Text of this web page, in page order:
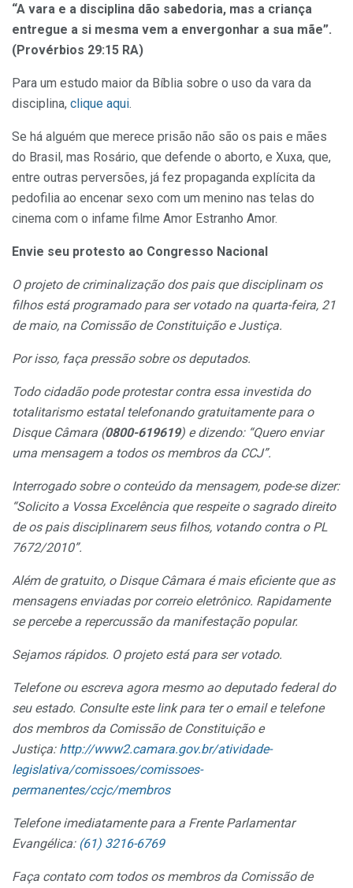
“A vara e a disciplina dão sabedoria, mas a criança
entregue a si mesma vem a envergonhar a sua mãe”.
(Provérbios 29:15 RA)
Para um estudo maior da Bíblia sobre o uso da vara da
disciplina, clique aqui.
Se há alguém que merece prisão não são os pais e mães
do Brasil, mas Rosário, que defende o aborto, e Xuxa, que,
entre outras perversões, já fez propaganda explícita da
pedofilia ao encenar sexo com um menino nas telas do
cinema com o infame filme Amor Estranho Amor.
Envie seu protesto ao Congresso Nacional
O projeto de criminalização dos pais que disciplinam os
filhos está programado para ser votado na quarta-feira, 21
de maio, na Comissão de Constituição e Justiça.
Por isso, faça pressão sobre os deputados.
Todo cidadão pode protestar contra essa investida do
totalitarismo estatal telefonando gratuitamente para o
Disque Câmara (0800-619619) e dizendo: “Quero enviar
uma mensagem a todos os membros da CCJ”.
Interrogado sobre o conteúdo da mensagem, pode-se dizer:
“Solicito a Vossa Excelência que respeite o sagrado direito
de os pais disciplinarem seus filhos, votando contra o PL
7672/2010”.
Além de gratuito, o Disque Câmara é mais eficiente que as
mensagens enviadas por correio eletrônico. Rapidamente
se percebe a repercussão da manifestação popular.
Sejamos rápidos. O projeto está para ser votado.
Telefone ou escreva agora mesmo ao deputado federal do
seu estado. Consulte este link para ter o email e telefone
dos membros da Comissão de Constituição e
Justiça: http://www2.camara.gov.br/atividade-
legislativa/comissoes/comissoes-
permanentes/ccjc/membros
Telefone imediatamente para a Frente Parlamentar
Evangélica: (61) 3216-6769
Faça contato com todos os membros da Comissão de